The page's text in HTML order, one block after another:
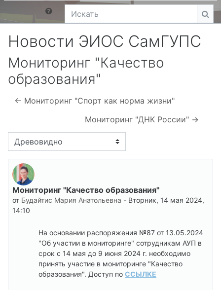
Искать
Новости ЭИОС СамГУПС
Мониторинг "Качество
образования"
← Мониторинг "Спорт как норма жизни"
Мониторинг "ДНК России" →
Режим отображения
Мониторинг "Качество образования"
от Будайтис Мария Анатольевна - Вторник, 14 мая 2024,
14:10
Количество ответов: 0
На основании распоряжения №87 от 13.05.2024
"Об участии в мониторинге" сотрудникам АУП в
срок с 14 мая до 9 июня 2024 г. необходимо
принять участие в мониторинге "Качество
образования". Доступ по ССЫЛКЕ